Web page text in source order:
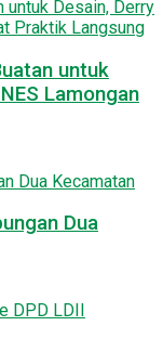
untuk
Lamongan
Dua